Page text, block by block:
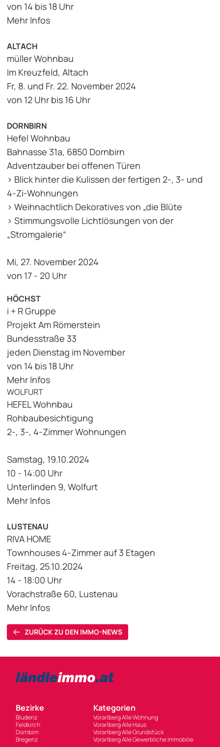
von 14 bis 18 Uhr
Mehr Infos
ALTACH
müller Wohnbau
Im Kreuzfeld, Altach
Fr, 8. und Fr. 22. November 2024
von 12 Uhr bis 16 Uhr
DORNBIRN
Hefel Wohnbau
Bahnasse 31a, 6850 Dornbirn
Adventzauber bei offenen Türen
> Blick hinter die Kulissen der fertigen 2-, 3- und
4-Zi-Wohnungen
> Weihnachtlich Dekoratives von „die Blüte
> Stimmungsvolle Lichtlösungen von der
„Stromgalerie“
Mi, 27. November 2024
von 17 - 20 Uhr
HÖCHST
i + R Gruppe
Projekt Am Römerstein
Bundesstraße 33
jeden Dienstag im November
von 14 bis 18 Uhr
Mehr Infos
WOLFURT
HEFEL Wohnbau
Rohbaubesichtigung
2-, 3-, 4-Zimmer Wohnungen
Samstag, 19.10.2024
10 - 14:00 Uhr
Unterlinden 9, Wolfurt
Mehr Infos
LUSTENAU
RIVA HOME
Townhouses 4-Zimmer auf 3 Etagen
Freitag, 25.10.2024
14 - 18:00 Uhr
Vorachstraße 60, Lustenau
Mehr Infos
ZURÜCK ZU DEN IMMO-NEWS
Bezirke
Bludenz
Feldkirch
Dornbirn
Bregenz
Kategorien
Vorarlberg Alle Wohnung
Vorarlberg Alle Haus
Vorarlberg Alle Grundstück
Vorarlberg Alle Gewerbliche Immobilie